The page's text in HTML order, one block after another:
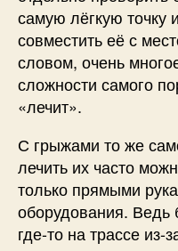
самую лёгкую точку
совместить её с
словом, очень
сложности самого
«лечит».
С грыжами то же
лечить их часто
только прямыми
оборудования. Ведь
где-то на трассе из-